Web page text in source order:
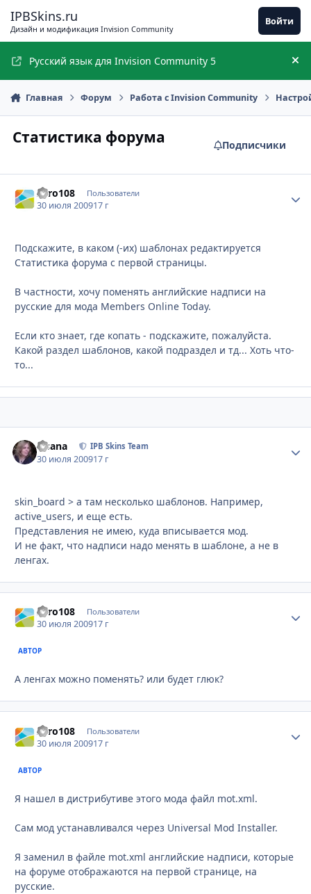
IPBSkins.ru
Дизайн и модификация Invision Community
Войти
Русский язык для Invision Community 5
Главная Форум Работа с Invision Community
Статистика форума Подписчики
Zero108 Пользователи
30 июля 200917 г
Подскажите, в каком (-их) шаблонах редактируется
Статистика форума с первой страницы.
В частности, хочу поменять английские надписи на
русские для мода Members Online Today.
Если кто знает, где копать - подскажите, пожалуйста.
Какой раздел шаблонов, какой подраздел и тд... Хоть что-
то...
Fisana IPB Skins Team
30 июля 200917 г
skin_board > а там несколько шаблонов. Например,
active_users, и еще есть.
Представления не имею, куда вписывается мод.
И не факт, что надписи надо менять в шаблоне, а не в
ленгах.
Zero108 Пользователи
30 июля 200917 г
АВТОР
А ленгах можно поменять? или будет глюк?
Zero108 Пользователи
30 июля 200917 г
АВТОР
Я нашел в дистрибутиве этого мода файл mot.xml.
Сам мод устанавливался через Universal Mod Installer.
Я заменил в файле mot.xml английские надписи, которые
на форуме отображаются на первой странице, на
русские.